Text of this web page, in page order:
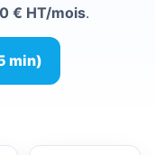
€ HT/mois.
min)